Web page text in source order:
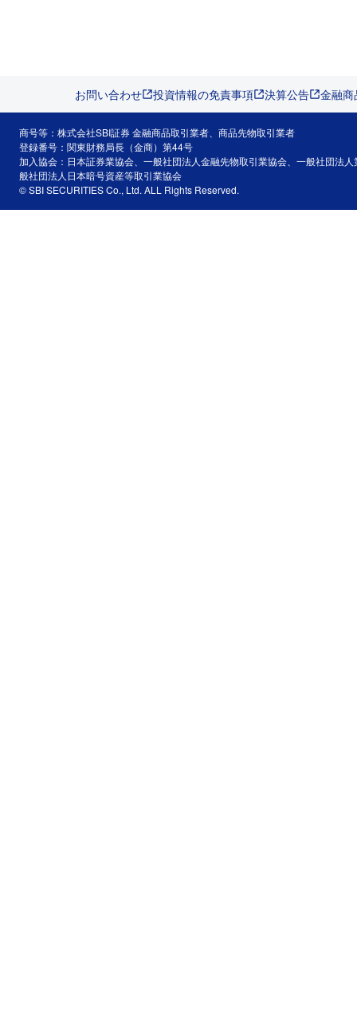
お問い合わせ 投資情報の免責事項 決算公告 金融
商号等：株式会社SBI証券 金融商品取引業者、商品先物取引業者
登録番号：関東財務局長（金商）第44号
加入協会：日本証券業協会、一般社団法人金融先物取引業協会、一般社団法
般社団法人日本暗号資産等取引業協会
© SBI SECURITIES Co., Ltd. ALL Rights Reserved.